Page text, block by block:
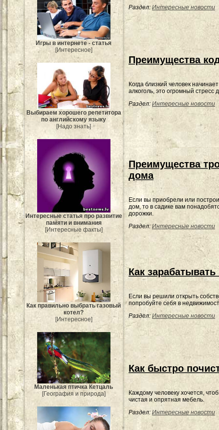
Игры в интернете - статья
[Интересное]
Выбираем хорошего репетитора
по английскому языку
[Надо знать]
Интересные статья про развитие
памяти и внимания
[Интересные факты]
Как правильно выбрать газовый
котел?
[Интересное]
Маленькая птичка Кетцаль
[География и природа]
Раздел: Интересные новости
Преимущества
Когда близкий человек
алкоголь, это огромный стресс
Раздел: Интересные новости
Преимущества
дома
Если вы приобрели или
дом, то в садике вам
дорожки.
Раздел: Интересные новости
Как
Если вы решили открыть
попробуйте себя в
Раздел: Интересные новости
Как быстро
Каждому человеку хочется,
чистая и опрятная мебель.
Раздел: Интересные новости